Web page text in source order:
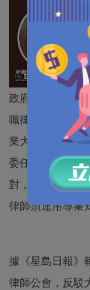
政府早前公布計
職律政司的律政
業大律師及完成
委任為「資深大
對，稱該會會員
律師須運用專業
據《星島日報》
律師公會，反駁